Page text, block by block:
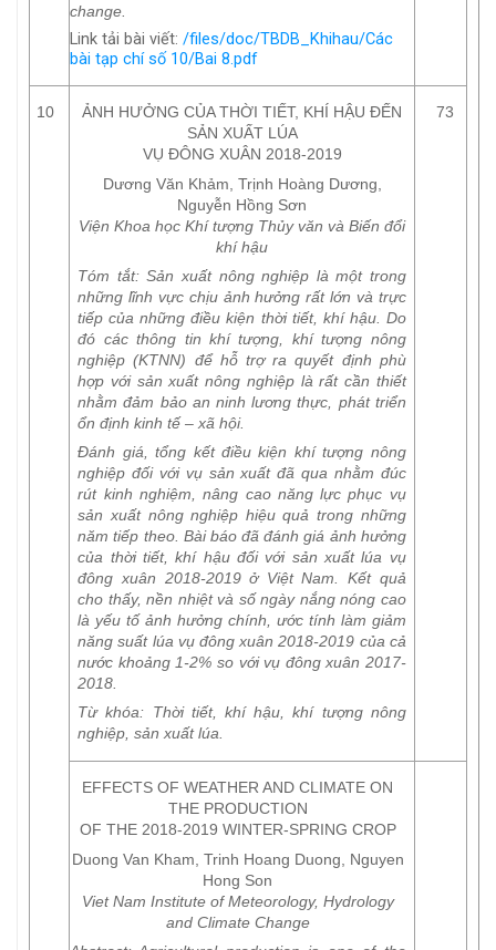
change.
Link tải bài viết: /files/doc/TBDB_Khihau/Các
bài tạp chí số 10/Bai 8.pdf
10
ẢNH HƯỞNG CỦA THỜI TIẾT, KHÍ HẬU ĐẾN
SẢN XUẤT LÚA
VỤ ĐÔNG XUÂN 2018-2019
Dương Văn Khảm, Trịnh Hoàng Dương,
Nguyễn Hồng Sơn
Viện Khoa học Khí tượng Thủy văn và Biến đổi
khí hậu
Tóm tắt:Sản xuất nông nghiệp là một trong
những lĩnh vực chịu ảnh hưởng rất lớn và trực
tiếp của những điều kiện thời tiết, khí hậu. Do
đó các thông tin khí tượng, khí tượng nông
nghiệp (KTNN) để hỗ trợ ra quyết định phù
hợp với sản xuất nông nghiệp là rất cần thiết
nhằm đảm bảo an ninh lương thực, phát triển
ổn định kinh tế – xã hội.
Đánh giá, tổng kết điều kiện khí tượng nông
nghiệp đối với vụ sản xuất đã qua nhằm đúc
rút kinh nghiệm, nâng cao năng lực phục vụ
sản xuất nông nghiệp hiệu quả trong những
năm tiếp theo. Bài báo đã đánh giá ảnh hưởng
của thời tiết, khí hậu đối với sản xuất lúa vụ
đông xuân 2018-2019 ở Việt Nam. Kết quả
cho thấy, nền nhiệt và số ngày nắng nóng cao
là yếu tố ảnh hưởng chính, ước tính làm giảm
năng suất lúa vụ đông xuân 2018-2019 của cả
nước khoảng 1-2% so với vụ đông xuân 2017-
2018.
Từ khóa: Thời tiết, khí hậu, khí tượng nông
nghiệp, sản xuất lúa.
73
EFFECTS OF WEATHER AND CLIMATE ON
THE PRODUCTION
OF THE 2018-2019 WINTER-SPRING CROP
Duong Van Kham, Trinh Hoang Duong, Nguyen
Hong Son
Viet Nam Institute of Meteorology, Hydrology
and Climate Change